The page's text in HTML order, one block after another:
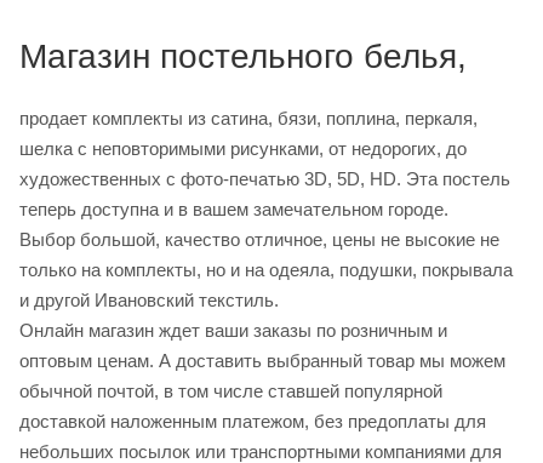
Магазин постельного белья,
продает комплекты из сатина, бязи, поплина, перкаля,
шелка с неповторимыми рисунками, от недорогих, до
художественных с фото-печатью 3D, 5D, HD. Эта постель
теперь доступна и в вашем замечательном городе.
Выбор большой, качество отличное, цены не высокие не
только на комплекты, но и на одеяла, подушки, покрывала
и другой Ивановский текстиль.
Онлайн магазин ждет ваши заказы по розничным и
оптовым ценам. А доставить выбранный товар мы можем
обычной почтой, в том числе ставшей популярной
доставкой наложенным платежом, без предоплаты для
небольших посылок или транспортными компаниями для